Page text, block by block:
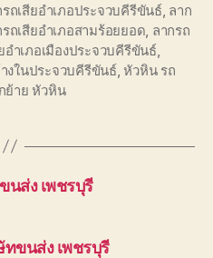
รถเสียอำเภอประจวบคีรีขันธ์, ลาก
รถเสียอำเภอสามร้อยยอด ลากรถ
อำเภอเมืองประจวบคีรีขันธ์,
งในประจวบคีรีขันธ์,หัวหิน รถ
ย้าย หัวหิน
นส่ง เพชรบุรี
ขนส่ง เพชรบุรี